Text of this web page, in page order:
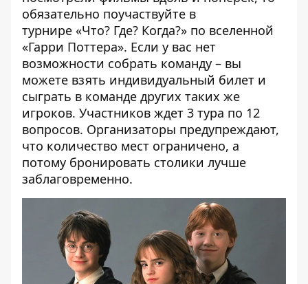
обязательно поучаствуйте в
турнире «Что? Где? Когда?» по вселенной
«Гарри Поттера». Если у вас нет
возможности собрать команду – вы
можете взять индивидуальный билет и
сыграть в команде других таких же
игроков. Участников ждет 3 тура по 12
вопросов. Организаторы предупреждают,
что количество мест ограничено, а
потому бронировать столики лучше
заблаговременно.